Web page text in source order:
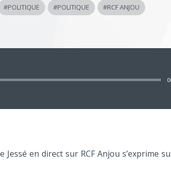
#POLITIQUE #POLITIQUE #RCF ANJOU
Jessé en direct sur RCF Anjou s’exprime